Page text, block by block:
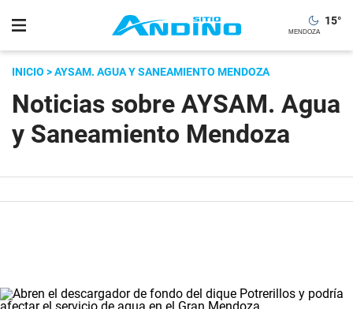
15°
INICIO > AYSAM. AGUA Y SANEAMIENTO MENDOZA
Noticias sobre AYSAM. Agua
y Saneamiento Mendoza